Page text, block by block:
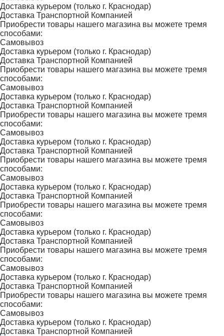
Доставка курьером (только г. Краснодар)
Доставка Транспортной Компанией
Приобрести товары нашего магазина вы можете тремя
способами:
Самовывоз
Доставка курьером (только г. Краснодар)
Доставка Транспортной Компанией
Приобрести товары нашего магазина вы можете тремя
способами:
Самовывоз
Доставка курьером (только г. Краснодар)
Доставка Транспортной Компанией
Приобрести товары нашего магазина вы можете тремя
способами:
Самовывоз
Доставка курьером (только г. Краснодар)
Доставка Транспортной Компанией
Приобрести товары нашего магазина вы можете тремя
способами:
Самовывоз
Доставка курьером (только г. Краснодар)
Доставка Транспортной Компанией
Приобрести товары нашего магазина вы можете тремя
способами:
Самовывоз
Доставка курьером (только г. Краснодар)
Доставка Транспортной Компанией
Приобрести товары нашего магазина вы можете тремя
способами:
Самовывоз
Доставка курьером (только г. Краснодар)
Доставка Транспортной Компанией
Приобрести товары нашего магазина вы можете тремя
способами:
Самовывоз
Доставка курьером (только г. Краснодар)
Доставка Транспортной Компанией